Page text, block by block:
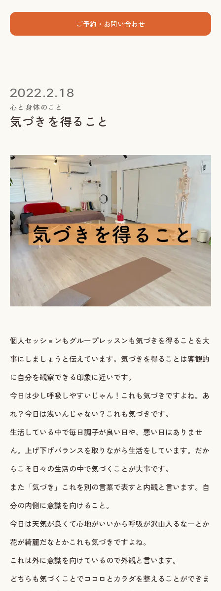
指導者養成講座
お客様の声
お知らせ
ブログ
ご予約・お問い合わせ
LINEで予約・相談する
tel. 080-3628-1771
ご予約・お問い合わせ
2022.2.18
心と身体のこと
気づきを得ること
個人セッションもグループレッスンも気づきを得ることを大
事にしましょうと伝えています。気づきを得ることは客観的
に自分を観察できる印象に近いです。
今日は少し呼吸しやすいじゃん！これも気づきですよね。あ
れ？今日は浅いんじゃない？これも気づきです。
生活している中で毎日調子が良い日や、悪い日はありませ
ん。上げ下げバランスを取りながら生活をしています。だか
らこそ日々の生活の中で気づくことが大事です。
また「気づき」これを別の言葉で表すと内観と言います。自
分の内側に意識を向けること。
今日は天気が良くて心地がいいから呼吸が沢山入るなーとか
花が綺麗だなとかこれも気づきですよね。
これは外に意識を向けているので外観と言います。
どちらも気づくことでココロとカラダを整えることができま